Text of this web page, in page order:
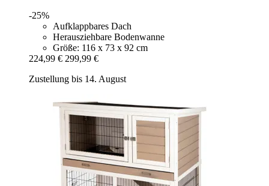
-25%
Aufklappbares Dach
Herausziehbare Bodenwanne
Größe: 116 x 73 x 92 cm
224,99 € 299,99 €
Zustellung bis 14. August